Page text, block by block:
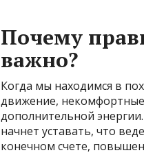
Почему
важно?
Когда мы находимся в
движение, некомфортные
дополнительной
начнет уставать, что
конечном счете,